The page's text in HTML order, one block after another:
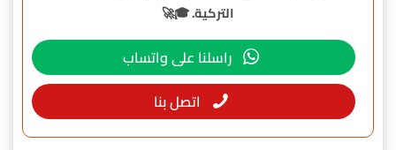
التركية. 🎓🚀
راسلنا على واتساب
اتصل بنا